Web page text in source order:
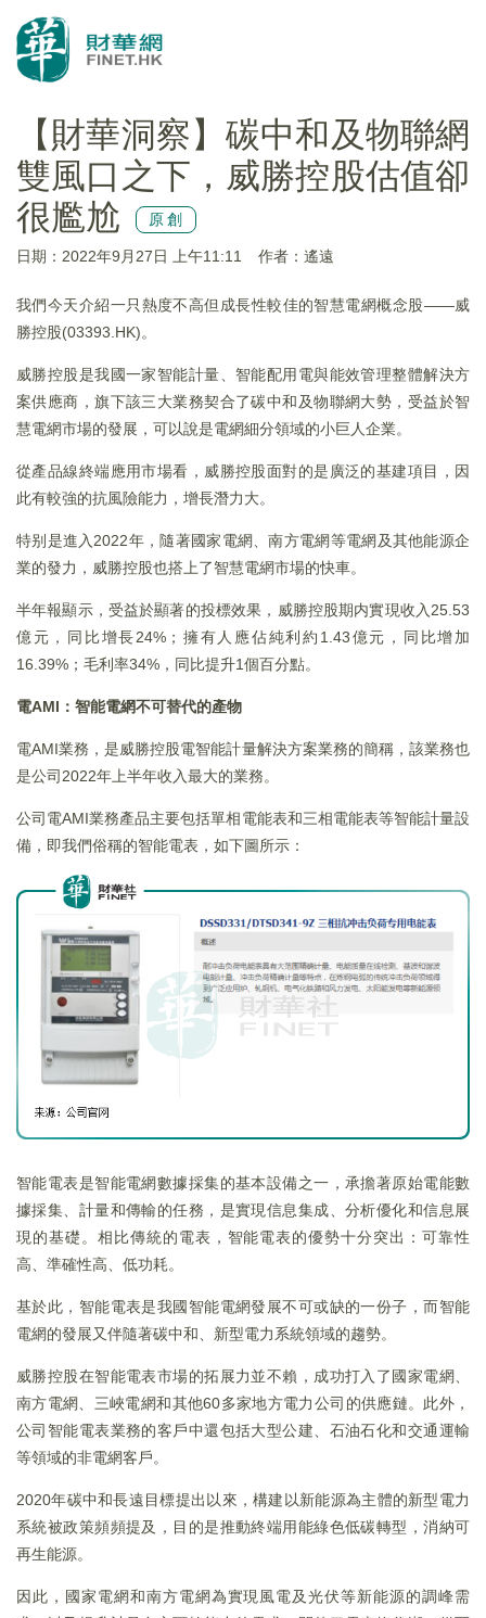
【財華洞察】碳中和及物聯網
雙風口之下，威勝控股估值卻
很尷尬
原創
日期：2022年9月27日 上午11:11 作者：遙遠
我們今天介紹一只熱度不高但成長性較佳的智慧電網概念股——威
勝控股(03393.HK)。
威勝控股是我國一家智能計量、智能配用電與能效管理整體解決方
案供應商，旗下該三大業務契合了碳中和及物聯網大勢，受益於智
慧電網市場的發展，可以說是電網細分領域的小巨人企業。
從產品線終端應用市場看，威勝控股面對的是廣泛的基建項目，因
此有較強的抗風險能力，增長潛力大。
特别是進入2022年，隨著國家電網、南方電網等電網及其他能源企
業的發力，威勝控股也搭上了智慧電網市場的快車。
半年報顯示，受益於顯著的投標效果，威勝控股期内實現收入25.53
億元，同比增長24%；擁有人應佔純利約1.43億元，同比增加
16.39%；毛利率34%，同比提升1個百分點。
電AMI：智能電網不可替代的產物
電AMI業務，是威勝控股電智能計量解決方案業務的簡稱，該業務也
是公司2022年上半年收入最大的業務。
公司電AMI業務產品主要包括單相電能表和三相電能表等智能計量設
備，即我們俗稱的智能電表，如下圖所示：
智能電表是智能電網數據採集的基本設備之一，承擔著原始電能數
據採集、計量和傳輸的任務，是實現信息集成、分析優化和信息展
現的基礎。相比傳統的電表，智能電表的優勢十分突出：可靠性
高、準確性高、低功耗。
基於此，智能電表是我國智能電網發展不可或缺的一份子，而智能
電網的發展又伴隨著碳中和、新型電力系統領域的趨勢。
威勝控股在智能電表市場的拓展力並不賴，成功打入了國家電網、
南方電網、三峽電網和其他60多家地方電力公司的供應鏈。此外，
公司智能電表業務的客戶中還包括大型公建、石油石化和交通運輸
等領域的非電網客戶。
2020年碳中和長遠目標提出以來，構建以新能源為主體的新型電力
系統被政策頻頻提及，目的是推動終端用能綠色低碳轉型，消納可
再生能源。
因此，國家電網和南方電網為實現風電及光伏等新能源的調峰需